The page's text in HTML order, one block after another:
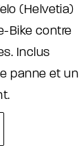
(Helvetia)
Bike contre
Inclus
panne et un